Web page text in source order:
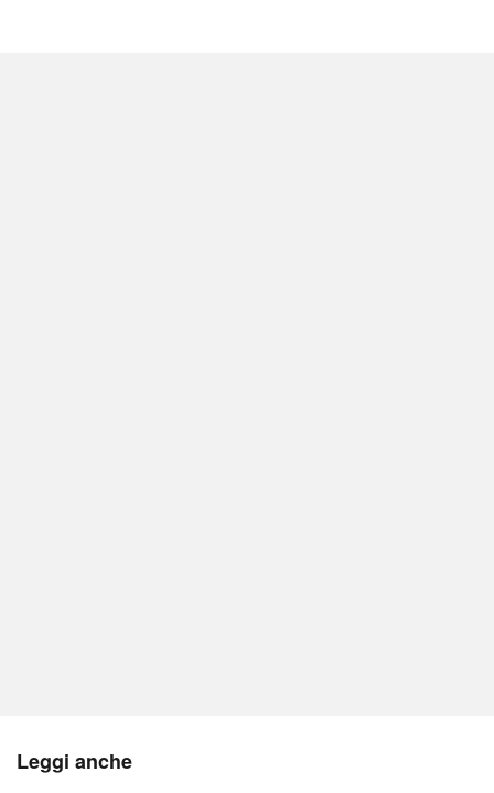
Leggi anche